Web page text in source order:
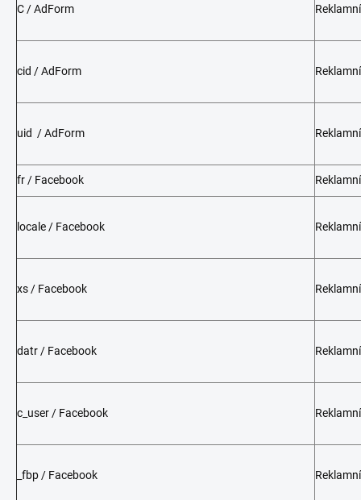
C / AdForm
cid / AdForm
uid / AdForm
fr / Facebook
locale / Facebook
xs / Facebook
datr / Facebook
c_user / Facebook
_fbp / Facebook